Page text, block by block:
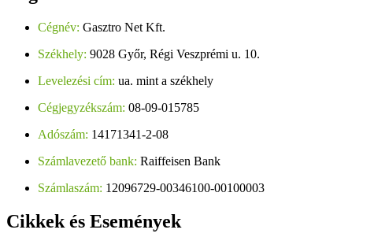
Cégnév: Gasztro Net Kft.
Székhely: 9028 Győr, Régi Veszprémi u. 10.
Levelezési cím: ua. mint a székhely
Cégjegyzékszám: 08-09-015785
Adószám: 14171341-2-08
Számlavezető bank: Raiffeisen Bank
Számlaszám: 12096729-00346100-00100003
Cikkek és Események